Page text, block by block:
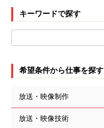
キーワードで探す
希望条件から仕事を探す
放送・映像制作
放送・映像技術